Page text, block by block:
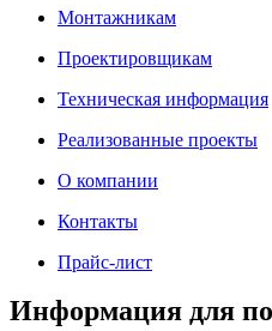
Монтажникам
Проектировщикам
Техническая информация
Реализованные проекты
О компании
Контакты
Прайс-лист
Информация для